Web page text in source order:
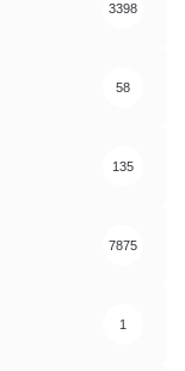
3398
58
135
7875
1